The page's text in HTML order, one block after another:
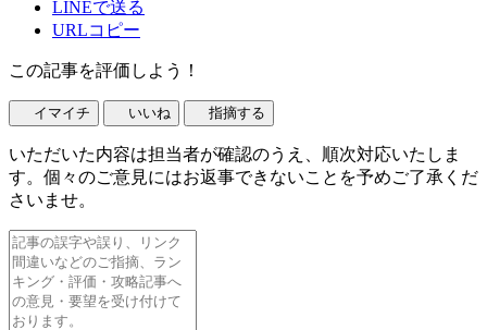
LINEで送る
URLコピー
この記事を評価しよう！
イマイチ いいね 指摘する
いただいた内容は担当者が確認のうえ、順次対応いたしま
す。個々のご意見にはお返事できないことを予めご了承くだ
さいませ。